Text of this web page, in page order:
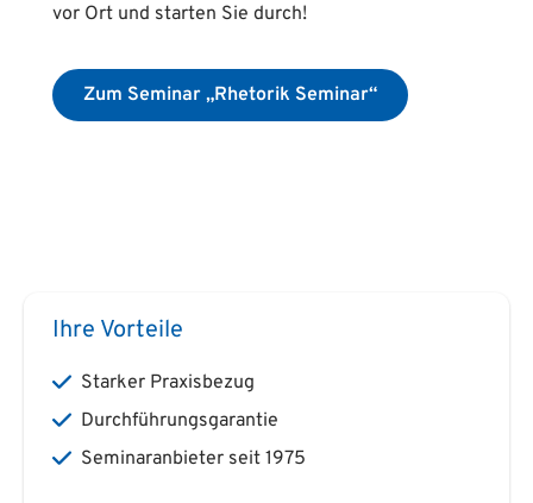
vor Ort und starten Sie durch!
Zum Seminar „Rhetorik Seminar“
Ihre Vorteile
Starker Praxisbezug
Durchführungsgarantie
Seminaranbieter seit 1975